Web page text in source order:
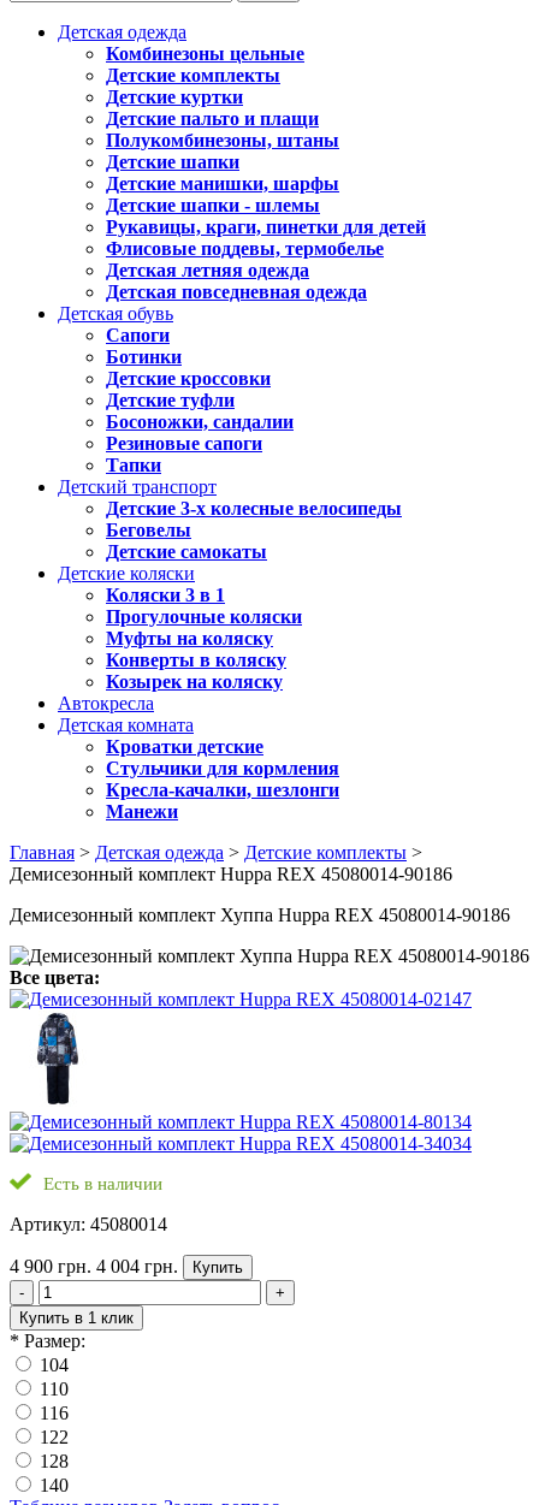
Детская одежда
Комбинезоны цельные
Детские комплекты
Детские куртки
Детские пальто и плащи
Полукомбинезоны, штаны
Детские шапки
Детские манишки, шарфы
Детские шапки - шлемы
Рукавицы, краги, пинетки для детей
Флисовые поддевы, термобелье
Детская летняя одежда
Детская повседневная одежда
Детская обувь
Сапоги
Ботинки
Детские кроссовки
Детские туфли
Босоножки, сандалии
Резиновые сапоги
Тапки
Детский транспорт
Детские 3-х колесные велосипеды
Беговелы
Детские самокаты
Детские коляски
Коляски 3 в 1
Прогулочные коляски
Муфты на коляску
Конверты в коляску
Козырек на коляску
Автокресла
Детская комната
Кроватки детские
Стульчики для кормления
Кресла-качалки, шезлонги
Манежи
Главная > Детская одежда > Детские комплекты >
Демисезонный комплект Huppa REX 45080014-90186
Демисезонный комплект Хуппа Huppa REX 45080014-90186
Все цвета:
Есть в наличии
Артикул: 45080014
4 900 грн. 4 004 грн.
Купить
-
+
Купить в 1 клик
* Размер:
104
110
116
122
128
140